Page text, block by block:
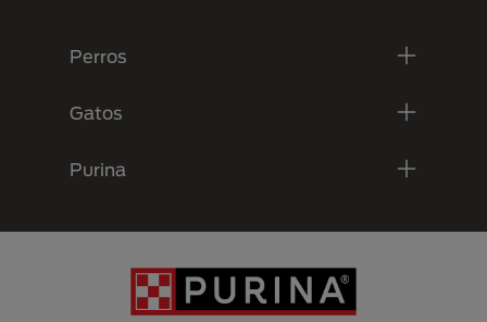
Perros
Gatos
Purina